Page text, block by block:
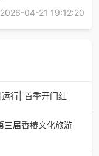
04-21 19:12:20
行| 首季开门红
行| 首季开门红济
国石化胜利油田
三届香椿文化旅游
三届香椿文化旅游